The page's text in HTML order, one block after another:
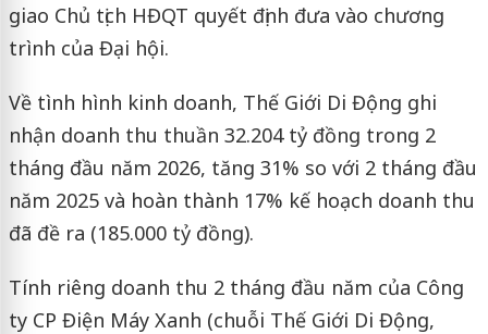
giao Chủ tịch HĐQT quyết định đưa vào chương
trình của Đại hội.
Về tình hình kinh doanh, Thế Giới Di Động ghi
nhận doanh thu thuần 32.204 tỷ đồng trong 2
tháng đầu năm 2026, tăng 31% so với 2 tháng đầu
năm 2025 và hoàn thành 17% kế hoạch doanh thu
đã đề ra (185.000 tỷ đồng).
Tính riêng doanh thu 2 tháng đầu năm của Công
ty CP Điện Máy Xanh (chuỗi Thế Giới Di Động,